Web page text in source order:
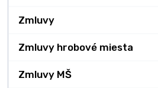
Zmluvy
Zmluvy hrobové miesta
Zmluvy MŠ